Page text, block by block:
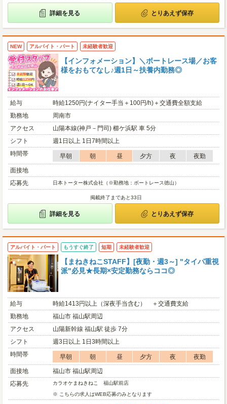
詳細を見る とりあえず保存
NEW アルバイト・パート 未経験者歓迎
【インフォメーション】＼ボートレース場／お客
様をおもてなし♪週1日～扶養内勤務◎
給与
時給1250円(ナイター手当＋100円/h)＋交通費全額支給
勤務地
周南市
アクセス
山陽本線(神戸－門司) 櫛ケ浜駅 車 5分
シフト
週1日以上 1日7時間以上
時間帯
早朝 朝 昼 夕方 夜
夜勤
面接地
応募先
日本トーター株式会社（※勤務地：ボートレース徳山）
掲載終了まであと33日
詳細を見る とりあえず保存
アルバイト・パート もうすぐ終了 短期 未経験者歓迎
【まねきねこSTAFF】[夜勤・週3～] "タイパ重視
派"必見★長期×安定勤務ならココ◎
給与
時給1413円以上（深夜手当含む） ＋交通費支給
勤務地
福山市 福山駅周辺
アクセス
山陽新幹線 福山駅 徒歩 7分
シフト
週3日以上 1日3時間以上
時間帯
早朝 朝 昼 夕方 夜
夜勤
面接地
福山市 福山駅周辺
応募先
カラオケまねきねこ 福山駅前店
※ こちらの求人はWEB応募のみとなります